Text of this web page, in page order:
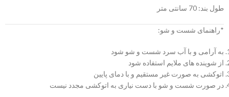
طول بند: 70 سانتی متر
*راهنمای شست و شو:
به آرامی و با آب سرد شست و شو شود
از شوینده های ملایم استفاده شود
اتوکشی به صورت غیر مستقیم و با دمای پایین
در صورت شست و شو با دست نیاری به اتوکشی مجدد نیست